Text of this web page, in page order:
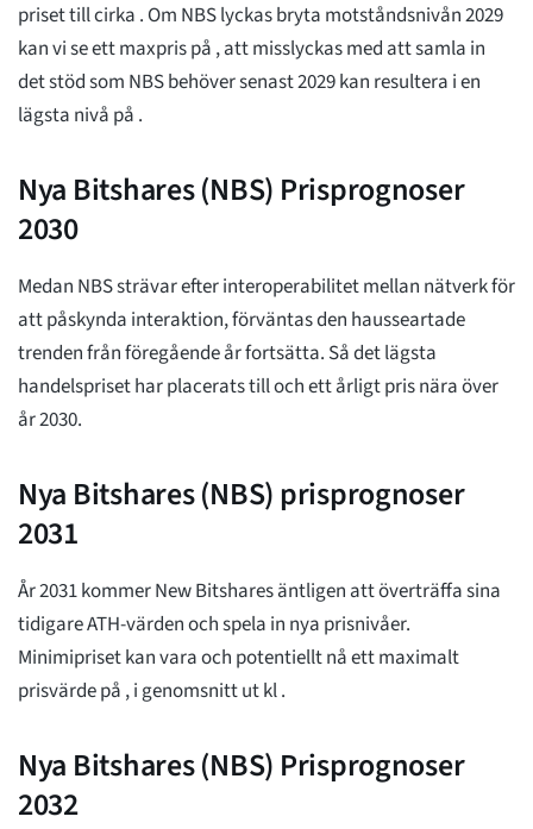
priset till cirka . Om NBS lyckas bryta motståndsnivån 2029
kan vi se ett maxpris på , att misslyckas med att samla in
det stöd som NBS behöver senast 2029 kan resultera i en
lägsta nivå på .
Nya Bitshares (NBS) Prisprognoser
2030
Medan NBS strävar efter interoperabilitet mellan nätverk för
att påskynda interaktion, förväntas den hausseartade
trenden från föregående år fortsätta. Så det lägsta
handelspriset har placerats tilloch ett årligt pris nära över
år 2030.
Nya Bitshares (NBS) prisprognoser
2031
År 2031 kommer New Bitshares äntligen att överträffa sina
tidigare ATH-värden och spela in nya prisnivåer.
Minimipriset kan varaoch potentiellt nå ett maximalt
prisvärde på , i genomsnitt ut kl.
Nya Bitshares (NBS) Prisprognoser
2032